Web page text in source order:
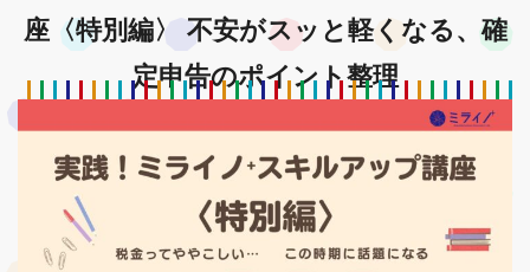
座〈特別編〉 不安がスッと軽くなる、確
定申告のポイント整理